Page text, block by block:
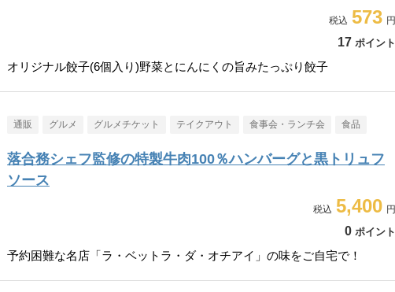
573
17 ポイント
オリジナル餃子(6個入り)野菜とにんにくの旨みたっぷり餃子
通販 グルメ グルメチケット テイクアウト 食事会・ランチ会 食品
落合務シェフ監修の特製牛肉100％ハンバーグと黒トリュフ
ソース
5,400
0 ポイント
予約困難な名店「ラ・ベットラ・ダ・オチアイ」の味をご自宅で！